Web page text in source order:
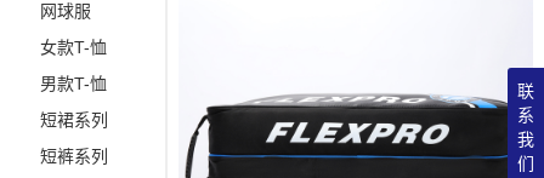
网球服
女款T-恤
男款T-恤
短裙系列
短裤系列
联
系
我
们